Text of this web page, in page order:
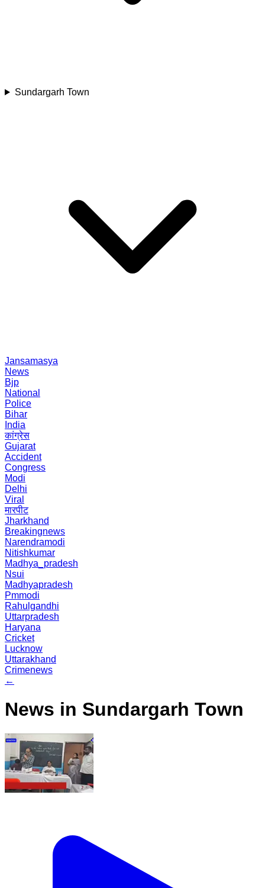
Sundargarh Town
Jansamasya
News
Bjp
National
Police
Bihar
India
कांग्रेस
Gujarat
Accident
Congress
Modi
Delhi
Viral
मारपीट
Jharkhand
Breakingnews
Narendramodi
Nitishkumar
Madhya_pradesh
Nsui
Madhyapradesh
Pmmodi
Rahulgandhi
Uttarpradesh
Haryana
Cricket
Lucknow
Uttarakhand
Crimenews
←
News in Sundargarh Town